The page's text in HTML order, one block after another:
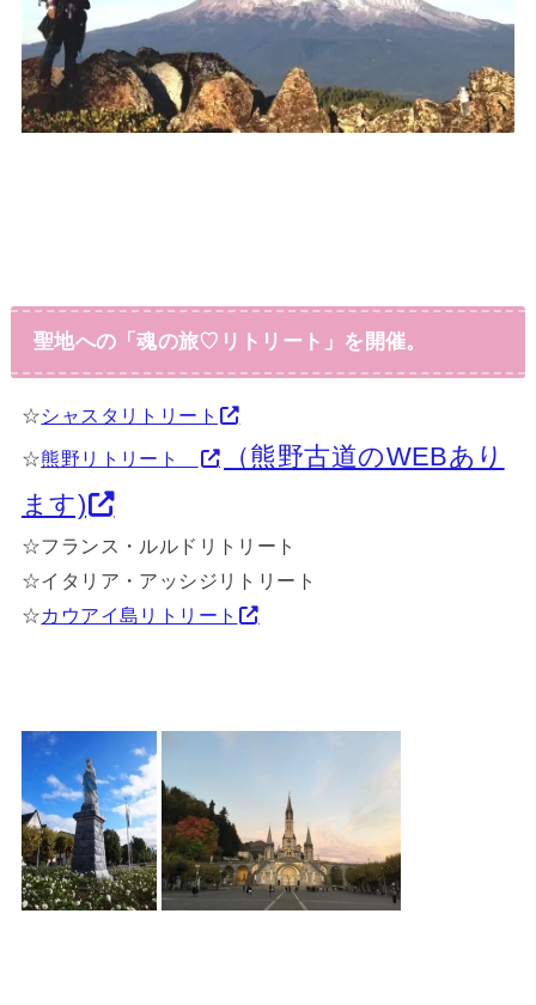
聖地への「魂の旅♡リトリート」を開催。
☆シャスタリトリート
☆熊野リトリート
（熊野古道のWEBあり
ます)
☆フランス・ルルドリトリート
☆イタリア・アッシジリトリート
☆カウアイ島リトリート